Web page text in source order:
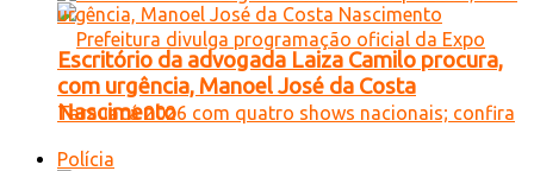
Escritório da advogada Laiza Camilo procura,
com urgência, Manoel José da Costa
Nascimento
Polícia